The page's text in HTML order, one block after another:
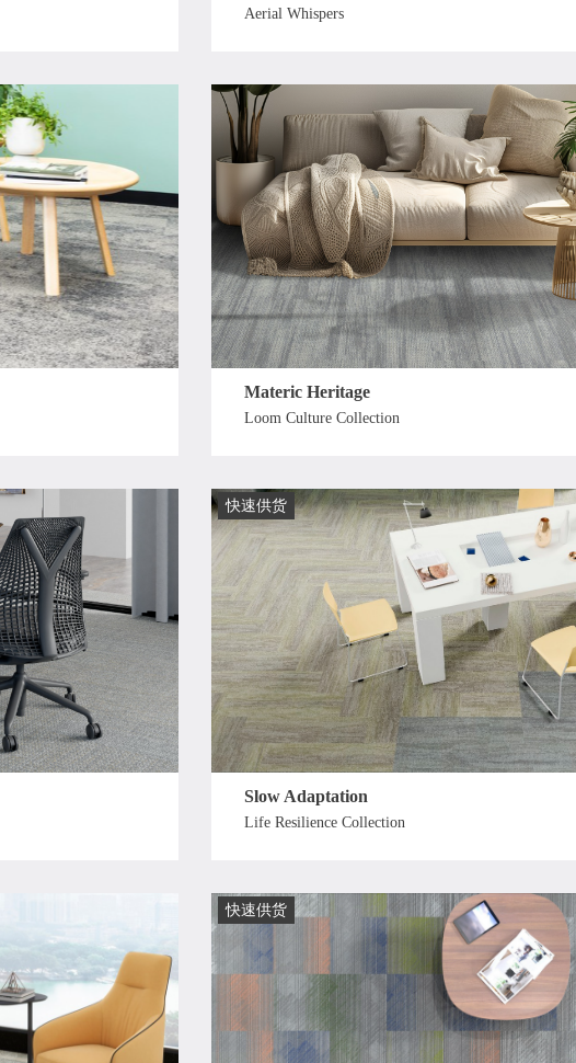
Aerial Whispers
Materic Heritage
Loom Culture Collection
快速供货
Slow Adaptation
Life Resilience Collection
快速供货